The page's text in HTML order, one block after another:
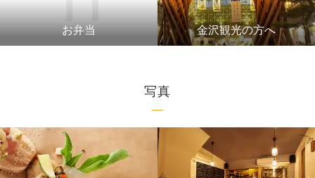
お弁当 金沢観光の方へ
写真